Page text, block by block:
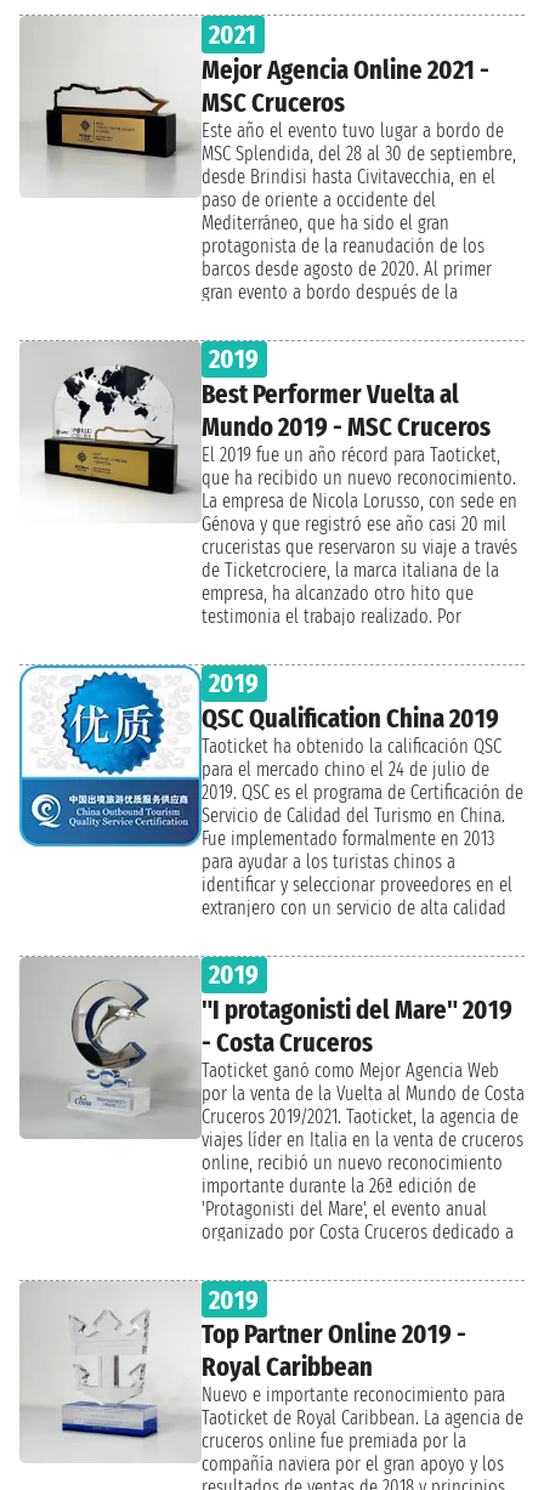
fundamental para el mundo de los
cruceros. Reservar con mucha antelación
permite a las empresas poder planificar el
futuro y a los cruceristas vivir unas
vacaciones perfectas, teniendo tiempo de
sobra para elegir el camarote que mejor se
adapta a sus necesidades, excursiones,
paquetes y todas las ventajas de un
crucero. Entre otras cosas, las reservas
anticipadas suelen beneficiarse de tarifas
especiales».
2021
Mejor Agencia Online 2021 -
MSC Cruceros
Este año el evento tuvo lugar a bordo de
MSC Splendida, del 28 al 30 de septiembre,
desde Brindisi hasta Civitavecchia, en el
paso de oriente a occidente del
Mediterráneo, que ha sido el gran
protagonista de la reanudación de los
barcos desde agosto de 2020. Al primer
gran evento a bordo después de la
socios, asistieron más de 600 agentes de
viajes de toda Italia. El momento
culminante de la crucero "All Stars of the
Sea" fue la noche de los Awards, donde los
agentes de viajes se llevaron el prestigioso
premio All Stars of the Sea 2021. Y también
este año en el escenario estuvo Taoticket,
que recibió el premio como Mejor Agencia
Online.
2019
Best Performer Vuelta al
Mundo 2019 - MSC Cruceros
El 2019 fue un año récord para Taoticket,
que ha recibido un nuevo reconocimiento.
La empresa de Nicola Lorusso, con sede en
Génova y que registró ese año casi 20 mil
cruceristas que reservaron su viaje a través
de Ticketcrociere, la marca italiana de la
empresa, ha alcanzado otro hito que
testimonia el trabajo realizado. Por
Taoticket ha recibido el premio de MSC
Cruceros 'All Stars of the Sea' en la
categoría 'Best Performer World Cruise'. El
22 de noviembre en Génova, a bordo de la
nueva nave insignia MSC Grandiosa recién
inaugurada, tuvo lugar la ceremonia de
entrega de premios durante una velada
introducida por el country manager de MSC
para Italia, Leonardo Massa, y el director
comercial, Luca Valentini. Marina Delfino,
responsable de administración y posventa
de la empresa, recogió el prestigioso
importante en el sector de cruceros en
Italia y se está destacando por su
capacidad para proponer y vender la World
Cruise. Otro baluarte de la marca es el MSC
Yacht Club.
2019
QSC Qualification China 2019
Taoticket ha obtenido la calificación QSC
para el mercado chino el 24 de julio de
2019. QSC es el programa de Certificación de
Servicio de Calidad del Turismo en China.
Fue implementado formalmente en 2013
para ayudar a los turistas chinos a
identificar y seleccionar proveedores en el
extranjero con un servicio de alta calidad
profesionales, de modo que los turistas
chinos puedan obtener experiencias de
viaje confiables, cómodas y de calidad.
Como una excelente agencia de viajes en
línea, Taoticket garantizará la calidad del
servicio y continuará mejorando el estándar
de sus ofertas, con el objetivo de
proporcionar siempre lo mejor y las tarifas
más convenientes a sus clientes. Visita el
sitio web oficial de QSC para el turismo de
calidad en China (www.qualitytourism.cn) y
busca "踏 鸥" o "Taoticket" para encontrar
nuestra empresa en la lista de proveedores
2019
"I protagonisti del Mare" 2019
- Costa Cruceros
Taoticket ganó como Mejor Agencia Web
por la venta de la Vuelta al Mundo de Costa
Cruceros 2019/2021. Taoticket, la agencia de
viajes líder en Italia en la venta de cruceros
online, recibió un nuevo reconocimiento
importante durante la 26ª edición de
'Protagonisti del Mare', el evento anual
organizado por Costa Cruceros dedicado a
19 de mayo, aproximadamente 1800
agencias de viajes y socios de más de 32
países de todo el mundo participaron en el
evento a bordo del Costa Favolosa en el
itinerario Savona-Marsella-Barcelona con el
equipo comercial de la compañía naviera.
Cuatro días de actividades de formación,
debates, análisis del mercado de cruceros,
espectáculos y entretenimiento. La
2019
Top Partner Online 2019 -
Royal Caribbean
Nuevo e importante reconocimiento para
Taoticket de Royal Caribbean. La agencia de
cruceros online fue premiada por la
compañía naviera por el gran apoyo y los